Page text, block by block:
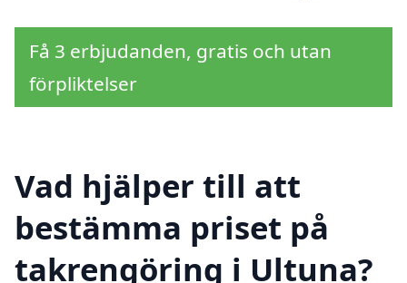
Få 3 erbjudanden, gratis och utan
förpliktelser
Vad hjälper till att
bestämma priset på
takrengöring i Ultuna?